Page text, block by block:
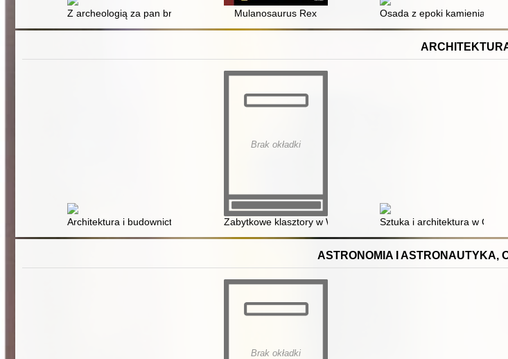
Z archeologią za pan brat Mulanosaurus Rex Osada z epoki kamienia
Architektura i budownictwo
Brak okładki
Zabytkowe klasztory w WielkopolsceSztuka i architektura w
ASTRONOMIA I ASTRONAUTYKA,
Brak okładki